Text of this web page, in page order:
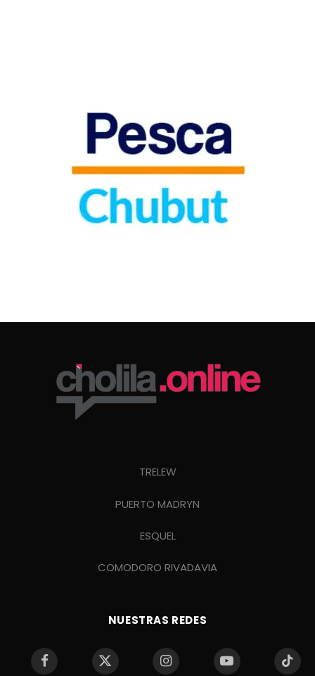
TRELEW
PUERTO MADRYN
ESQUEL
COMODORO RIVADAVIA
NUESTRAS REDES
Facebook
X
Instagram YouTube